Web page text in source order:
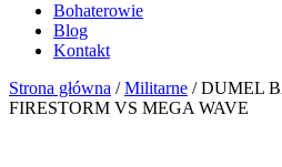
Bohaterowie
Blog
Kontakt
Strona główna /Militarne / DUMEL
FIRESTORM VS MEGA WAVE